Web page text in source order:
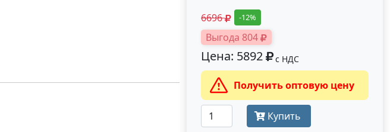
6696
-12%
Выгода 804
Цена: 5892 с НДС
Получить оптовую цену
Купить